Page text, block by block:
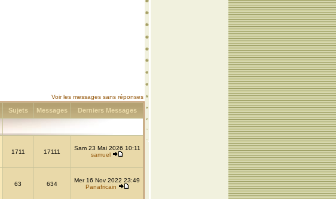
Voir les messages sans réponses
Sujets Messages Derniers Messages
1711 17111
Sam 23 Mai 2026 10:11
samuel
63 634
Mer 16 Nov 2022 23:49
Panafricain